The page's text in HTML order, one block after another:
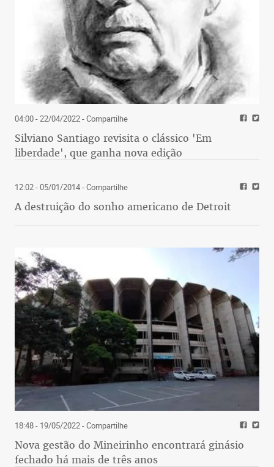
04:00 - 22/04/2022- Compartilhe
Silviano Santiago revisita o clássico 'Em
liberdade', que ganha nova edição
12:02 - 05/01/2014- Compartilhe
A destruição do sonho americano de Detroit
18:48 - 19/05/2022- Compartilhe
Nova gestão do Mineirinho encontrará ginásio
fechado há mais de três anos